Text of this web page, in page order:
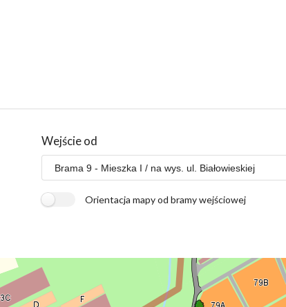
Wejście od
Orientacja mapy od bramy wejściowej